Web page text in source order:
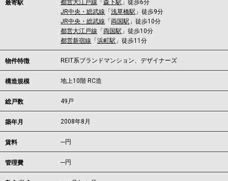
最寄駅 都営大江戸線 「森下駅 」徒歩6分
JR中央・総武線 「浅草橋駅 」徒歩9分
JR中央・総武線 「両国駅 」徒歩10分
都営大江戸線 「両国駅 」徒歩10分
都営新宿線 「浜町駅 」徒歩11分
物件特徴 REIT系ブランドマンション、デザイナーズ
構造規模 地上10階 RC造
総戸数 49戸
築年月 2008年8月
賃料 ---円
管理費 ---円